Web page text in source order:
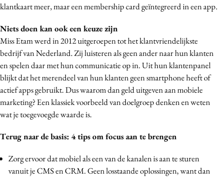
klantkaart meer, maar een membership card geïntegreerd in een app.
Niets doen kan ook een keuze zijn
Miss Etam werd in 2012 uitgeroepen tot het klantvriendelijkste
bedrijf van Nederland. Zij luisteren als geen ander naar hun klanten
en spelen daar met hun communicatie op in. Uit hun klantenpanel
blijkt dat het merendeel van hun klanten geen smartphone heeft of
actief apps gebruikt. Dus waarom dan geld uitgeven aan mobiele
marketing? Een klassiek voorbeeld van doelgroep denken en weten
wat je toegevoegde waarde is.
Terug naar de basis: 4 tips om focus aan te brengen
Zorg ervoor dat mobiel als een van de kanalen is aan te sturen
vanuit je CMS en CRM. Geen losstaande oplossingen, want dan